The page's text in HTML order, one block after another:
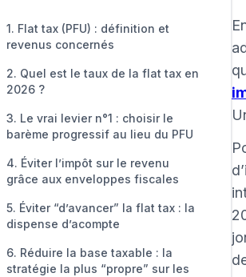
1. Flat tax (PFU) : définition et
revenus concernés
2. Quel est le taux de la flat tax en
2026 ?
3. Le vrai levier n°1 : choisir le
barème progressif au lieu du PFU
4. Éviter l’impôt sur le revenu
grâce aux enveloppes fiscales
5. Éviter “d’avancer” la flat tax : la
dispense d’acompte
6. Réduire la base taxable : la
stratégie la plus “propre” sur les